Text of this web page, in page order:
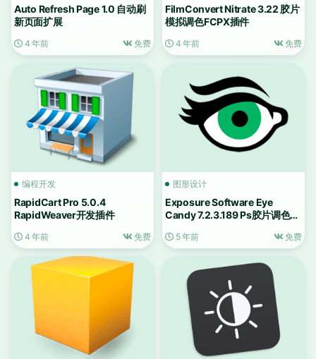
Auto Refresh Page 1.0 自动刷
新页面扩展
4 年前 免费
FilmConvert Nitrate 3.22 胶片
模拟调色FCPX插件
4 年前 免费
编程开发
RapidCart Pro 5.0.4
RapidWeaver开发插件
4 年前 免费
图形设计
Exposure Software Eye
Candy 7.2.3.189 Ps胶片调色滤
5 年前 免费